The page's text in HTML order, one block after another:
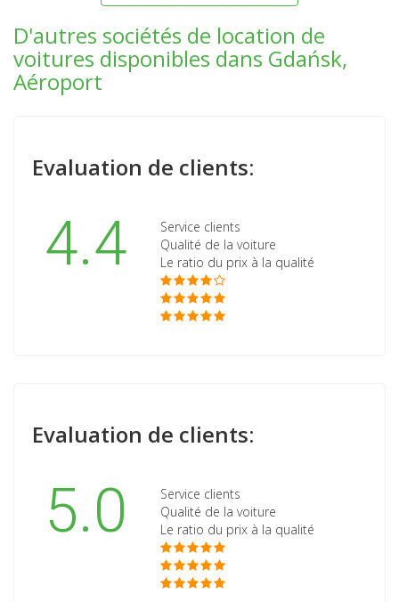
D'autres sociétés de location de
voitures disponibles dans Gdańsk,
Aéroport
Evaluation de clients:
4.4
Service clients
Qualité de la voiture
Le ratio du prix à la qualité
Evaluation de clients:
5.0
Service clients
Qualité de la voiture
Le ratio du prix à la qualité